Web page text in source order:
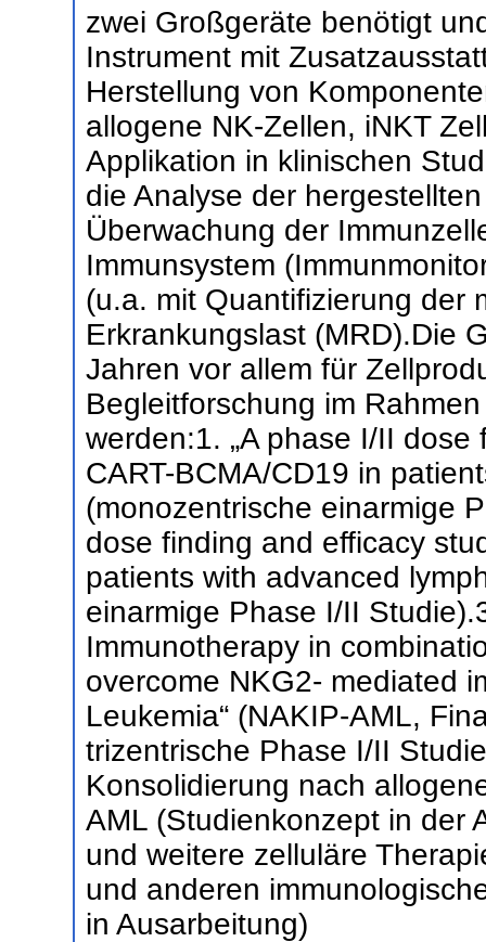
zwei Großgeräte benötigt
Instrument mit
Herstellung von
allogene NK-Zellen, iNKT
Applikation in klinischen
die Analyse der
Überwachung der
Immunsystem
(u.a. mit Quantifizierung der
Erkrankungslast (MRD).Die
Jahren vor allem für
Begleitforschung im
werden:1. „A phase I/II
CART-BCMA/CD19 in
(monozentrische einarmige
dose finding and efficacy
patients with advanced
einarmige Phase I/II
Immunotherapy in
overcome NKG2- mediated
Leukemia“ (NAKIP-AML,
trizentrische Phase I/II
Konsolidierung nach
AML (Studienkonzept in der
und weitere zelluläre
und anderen
in Ausarbeitung)